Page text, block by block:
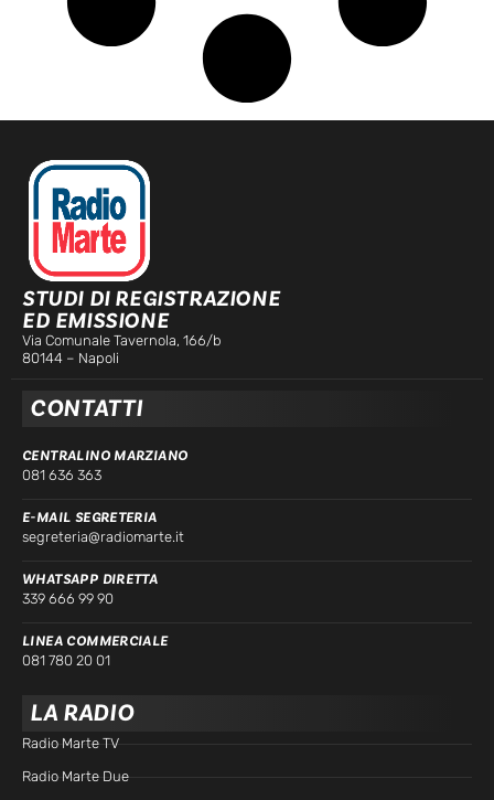
STUDI DI REGISTRAZIONE
ED EMISSIONE
Via Comunale Tavernola, 166/b
80144 – Napoli
CONTATTI
CENTRALINO MARZIANO
081 636 363
E-MAIL SEGRETERIA
segreteria@radiomarte.it
WHATSAPP DIRETTA
339 666 99 90
LINEA COMMERCIALE
081 780 20 01
LA RADIO
Radio Marte TV
Radio Marte Due